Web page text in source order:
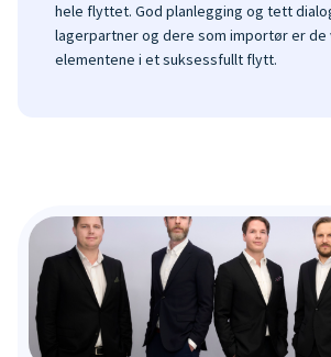
hele flyttet. God planlegging og tett
lagerpartner og dere som importør er
elementene i et suksessfullt flytt.